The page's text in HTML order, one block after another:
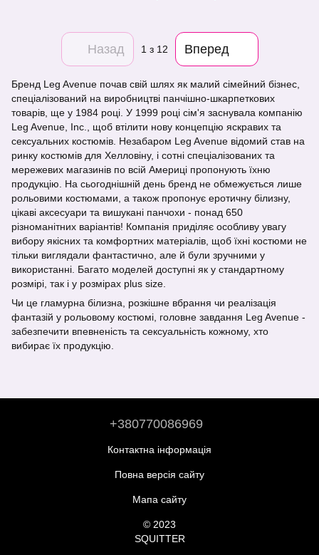
Назад 1 з 12 Вперед
Бренд Leg Avenue почав свій шлях як малий сімейний бізнес,
спеціалізований на виробництві панчішно-шкарпеткових
товарів, ще у 1984 році. У 1999 році сім'я заснувала компанію
Leg Avenue, Inc., щоб втілити нову концепцію яскравих та
сексуальних костюмів. Незабаром Leg Avenue відомий став на
ринку костюмів для Хелловіну, і сотні спеціалізованих та
мережевих магазинів по всій Америці пропонують їхню
продукцію. На сьогоднішній день бренд не обмежується лише
рольовими костюмами, а також пропонує еротичну білизну,
цікаві аксесуари та вишукані панчохи - понад 650
різноманітних варіантів! Компанія приділяє особливу увагу
вибору якісних та комфортних матеріалів, щоб їхні костюми не
тільки виглядали фантастично, але й були зручними у
використанні. Багато моделей доступні як у стандартному
розмірі, так і у розмірах plus size.
Чи це гламурна білизна, розкішне вбрання чи реалізація
фантазій у рольовому костюмі, головне завдання Leg Avenue -
забезпечити впевненість та сексуальність кожному, хто
вибирає їх продукцію.
+380770086969
Контактна інформація
Повна версія сайту
Мапа сайту
© 2023
SQUITTER